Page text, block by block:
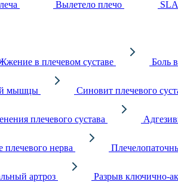
Вылетело плечо
в плечевом суставе Боль
мышцы Синовит плечевого
плечевого сустава
плечевого нерва
артроз Разрыв ключично-